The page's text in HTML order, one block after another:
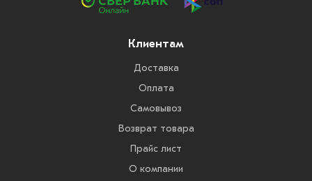
Клиентам
Доставка
Оплата
Самовывоз
Возврат товара
Прайс лист
О компании